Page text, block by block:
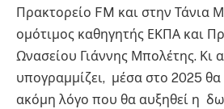
Πρακτορείο FM και στην Τάνια
ομότιμος καθηγητής ΕΚΠΑ και
Ωνασείου Γιάννης Μπολέτης. Κι
υπογραμμίζει, μέσα στο 2025 θα
ακόμη λόγο που θα αυξηθεί η